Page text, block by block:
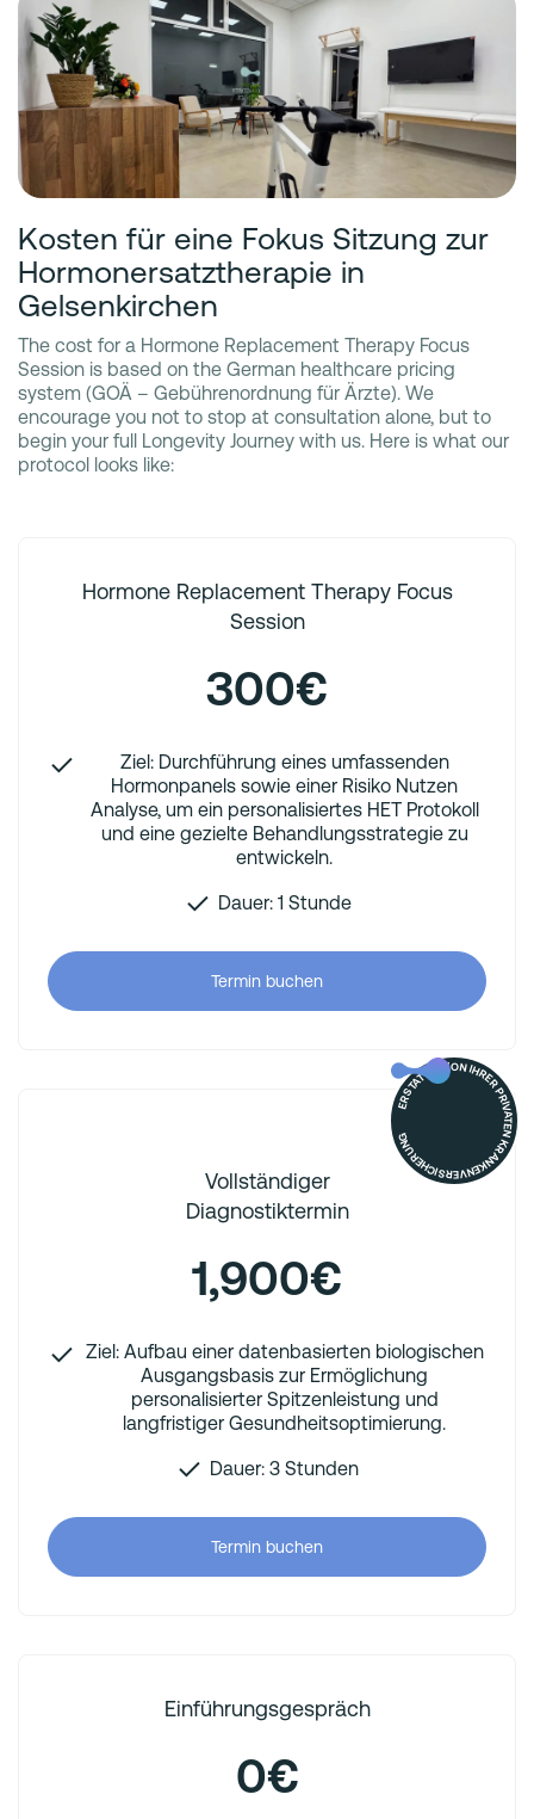
Kosten für eine Fokus Sitzung zur
Hormonersatztherapie in
Gelsenkirchen
The cost for a Hormone Replacement Therapy Focus
Session is based on the German healthcare pricing
system (GOÄ – Gebührenordnung für Ärzte). We
encourage you not to stop at consultation alone, but to
begin your full Longevity Journey with us. Here is what our
protocol looks like:
Hormone Replacement Therapy Focus
Session
300€
Ziel: Durchführung eines umfassenden
Hormonpanels sowie einer Risiko Nutzen
Analyse, um ein personalisiertes HET Protokoll
und eine gezielte Behandlungsstrategie zu
entwickeln.
Dauer: 1 Stunde
Termin buchen
Vollständiger
Diagnostiktermin
1,900€
Ziel: Aufbau einer datenbasierten biologischen
Ausgangsbasis zur Ermöglichung
personalisierter Spitzenleistung und
langfristiger Gesundheitsoptimierung.
Dauer: 3 Stunden
ERSTATTET VON IHRER PRIVATEN KRANKENVERSICHERUNG
Termin buchen
Einführungsgespräch
0€